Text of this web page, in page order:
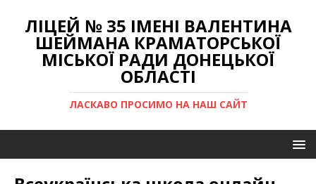
ЛІЦЕЙ № 35 ІМЕНІ ВАЛЕНТИНА
ШЕЙМАНА КРАМАТОРСЬКОЇ
МІСЬКОЇ РАДИ ДОНЕЦЬКОЇ
ОБЛАСТІ
ЛАСКАВО ПРОСИМО НА НАШ САЙТ